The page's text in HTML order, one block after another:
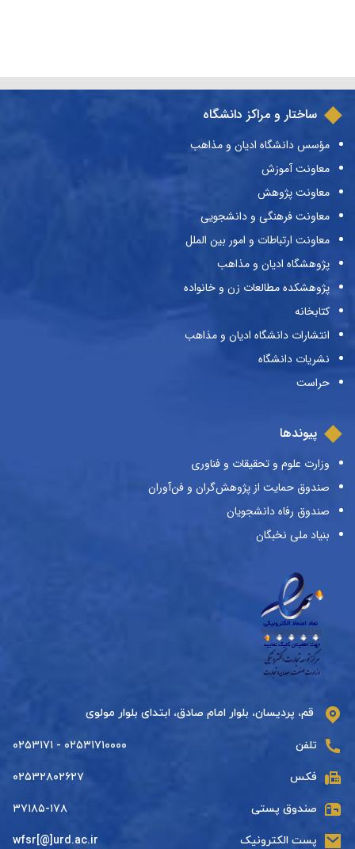
ساختار و مراکز دانشگاه
مؤسس دانشگاه ادیان و مذاهب
معاونت آموزش
معاونت پژوهش
معاونت فرهنگی و دانشجویی
معاونت ارتباطات و امور بین الملل
پژوهشگاه ادیان و مذاهب
پژوهشکده مطالعات زن و خانواده
کتابخانه
انتشارات دانشگاه ادیان و مذاهب
نشریات دانشگاه
حراست
پیوندها
وزارت علوم و تحقیقات و فناوری
صندوق حمایت از پژوهش‌گران و فن‌آوران
صندوق رفاه دانشجویان
بنیاد ملی نخبگان
قم، پردیسان، بلوار امام صادق، ابتدای بلوار مولوی
تلفن ۰۲۵۳۱۷۱۰۰۰۰ - ۰۲۵۳۱۷۱
فکس ۰۲۵۳۲۸۰۲۶۲۷
صندوق پستی ۳۷۱۸۵-۱۷۸
پست الکترونیک wfsr[@]urd.ac.ir